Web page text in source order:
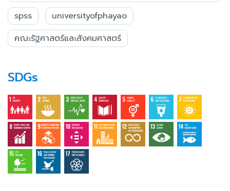
spss
universityofphayao
คณะรัฐศาสตร์และสังคมศาสตร์
SDGs